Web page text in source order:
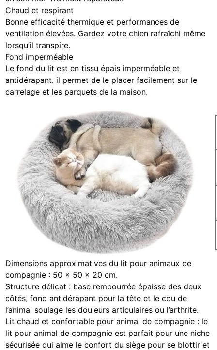
Chaud et respirant
Bonne efficacité thermique et performances de
ventilation élevées. Gardez votre chien rafraîchi même
lorsqu’il transpire.
Fond imperméable
Le fond du lit est en tissu épais imperméable et
antidérapant. il permet de le placer facilement sur le
carrelage et les parquets de la maison.
Dimensions approximatives du lit pour animaux de
compagnie : 50 x 50 x 20 cm.
Structure délicat : base rembourrée épaisse des deux
côtés, fond antidérapant pour la tête et le cou de
l’animal soulage les douleurs articulaires ou l’arthrite.
Lit chaud et confortable pour animal de compagnie : le
lit pour animal de compagnie est parfait pour une niche
sécurisée qui aime le confort du siège pour se blottir et